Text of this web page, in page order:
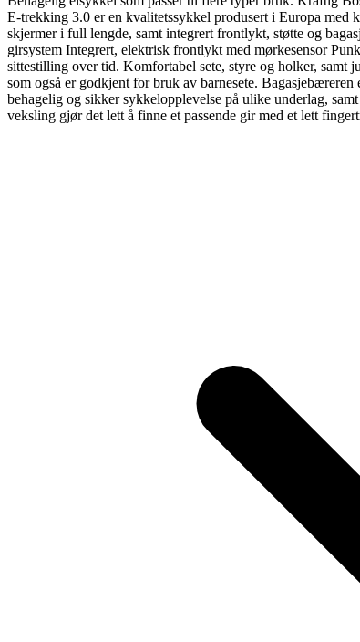
E-trekking 3.0 er en kvalitetssykkel produsert i Europa
skjermer i full lengde, samt integrert frontlykt, støtte og
girsystem Integrert, elektrisk frontlykt med mørkesensor
sittestilling over tid. Komfortabel sete, styre og holker, samt
som også er godkjent for bruk av barnesete.
behagelig og sikker sykkelopplevelse på ulike underlag,
veksling gjør det lett å finne et passende gir med et lett